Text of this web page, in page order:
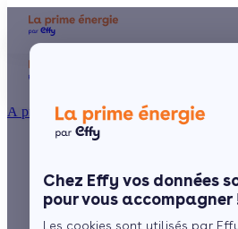
Chez Effy vos données
pour vous accompagner
Les cookies sont utilisés par
À propos
Le
Les aides de
pour les